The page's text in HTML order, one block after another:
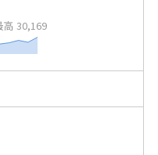
高 30,169